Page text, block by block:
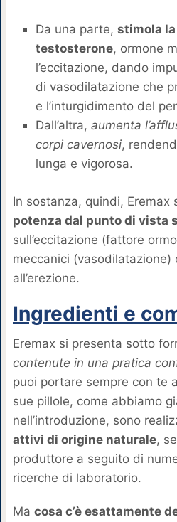
Da una parte, stimola
testosterone, ormone
l’eccitazione, dando
di vasodilatazione che
e l’inturgidimento del
Dall’altra, aumenta
corpi cavernosi,
lunga e vigorosa.
In sostanza, quindi, Eremax
potenza dal punto di vista
sull’eccitazione (fattore
meccanici (vasodilatazione)
all’erezione.
Ingredienti e
Eremax si presenta sotto
contenute in una pratica
puoi portare sempre con te
sue pillole, come abbiamo
nell’introduzione, sono
attivi di origine naturale,
produttore a seguito di
ricerche di laboratorio.
Ma cosa c’è esattamente